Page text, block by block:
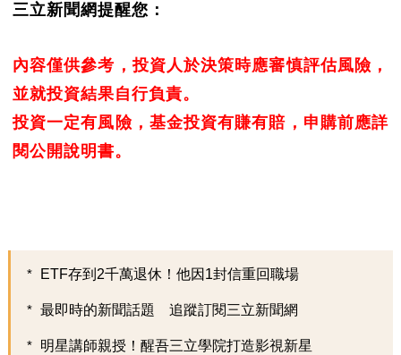
三立新聞網提醒您：
內容僅供參考，投資人於決策時應審慎評估風險，
並就投資結果自行負責。
投資一定有風險，基金投資有賺有賠，申購前應詳
閱公開說明書。
ETF存到2千萬退休！他因1封信重回職場
最即時的新聞話題 追蹤訂閱三立新聞網
明星講師親授！醒吾三立學院打造影視新星